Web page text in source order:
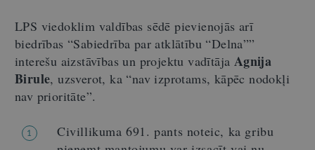
LPS viedoklim valdības sēdē pievienojās arī
biedrības “Sabiedrība par atklātību “Delna””
interešu aizstāvības un projektu vadītāja Agnija
Birule, uzsverot, ka “nav izprotams, kāpēc nodokļi
nav prioritāte”.
1
Civillikuma 691. pants noteic, ka gribu